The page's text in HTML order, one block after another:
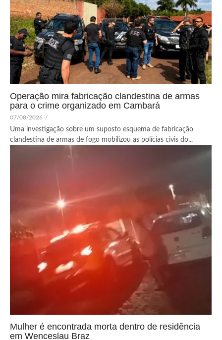
Operação mira fabricação clandestina de armas
para o crime organizado em Cambará
07/08/2026 /
Uma investigação sobre um suposto esquema de fabricação
clandestina de armas de fogo mobilizou as polícias civis do...
Mulher é encontrada morta dentro de residência
em Wenceslau Braz